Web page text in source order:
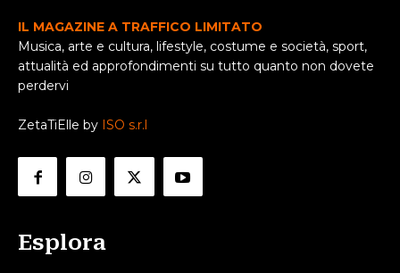
IL MAGAZINE A TRAFFICO LIMITATO
Musica, arte e cultura, lifestyle, costume e società, sport,
attualità ed approfondimenti su tutto quanto non dovete
perdervi
ZetaTiElle by ISO s.r.l
Esplora